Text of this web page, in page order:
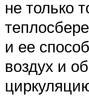
не только
и ее
воздух и